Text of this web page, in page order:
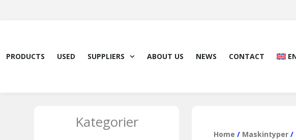
PRODUCTS USED SUPPLIERS ABOUT US NEWS CONTACT
Kategorier
Home / Maskintyper/